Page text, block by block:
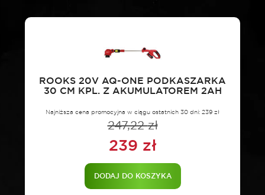
ROOKS 20V AQ-ONE PODKASZARKA
30 CM KPL. Z AKUMULATOREM 2AH
Najniższa cena promocyjna w ciągu ostatnich 30 dni: 239 zł
247,22zł
Pierwotna
cena
239 zł
Aktualna
cena
DODAJ DO KOSZYKA